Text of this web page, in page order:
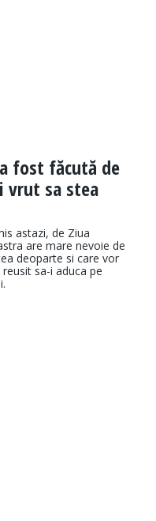
fost făcută de
vrut sa stea
astazi, de Ziua
are mare nevoie de
deoparte si care vor
sa-i aduca pe